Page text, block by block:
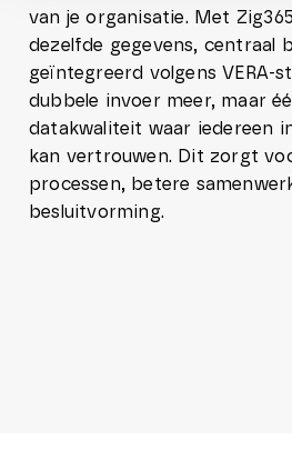
van je organisatie. Met
dezelfde gegevens, centraal
geïntegreerd volgens VERA-
dubbele invoer meer, maar
datakwaliteit waar iedereen
kan vertrouwen. Dit zorgt
processen, betere
besluitvorming.